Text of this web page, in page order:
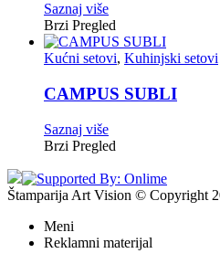
Saznaj više
Brzi Pregled
Kućni setovi, Kuhinjski setovi
CAMPUS SUBLI
Saznaj više
Brzi Pregled
Štamparija Art Vision © Copyright
Meni
Reklamni materijal